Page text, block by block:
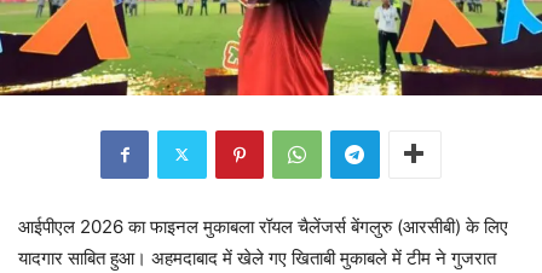
आईपीएल 2026 का फाइनल मुकाबला रॉयल चैलेंजर्स बेंगलुरु (आरसीबी) के लिए
यादगार साबित हुआ। अहमदाबाद में खेले गए खिताबी मुकाबले में टीम ने गुजरात